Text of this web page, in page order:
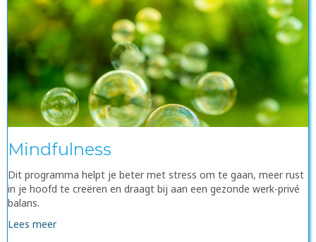
Mindfulness
Dit programma helpt je beter met stress om te gaan, meer rust
in je hoofd te creëren en draagt bij aan een gezonde werk-privé
balans.
Lees meer